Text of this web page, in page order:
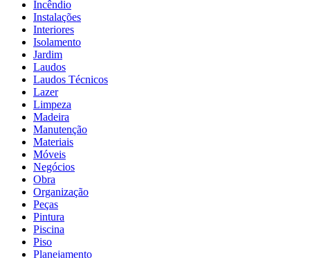
Incêndio
Instalações
Interiores
Isolamento
Jardim
Laudos
Laudos Técnicos
Lazer
Limpeza
Madeira
Manutenção
Materiais
Móveis
Negócios
Obra
Organização
Peças
Pintura
Piscina
Piso
Planejamento